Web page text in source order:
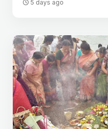
5 days ago